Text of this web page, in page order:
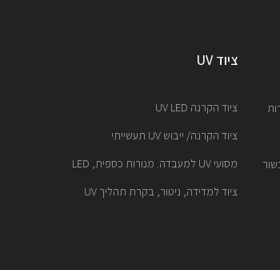
ציוד UV
ציוד הקרנה UV LED
ציוד הקרנה/ ייבוש UV תעשייתי
מסועי UV למעבדה. מנורות כספית, LED
ציוד למדידה, ניטור, בקרת תהליך UV